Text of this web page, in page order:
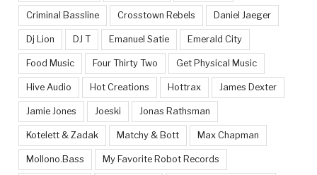
Criminal Bassline Crosstown Rebels Daniel Jaeger
Dj Lion DJ T Emanuel Satie Emerald City
Food Music Four Thirty Two Get Physical Music
Hive Audio Hot Creations Hottrax James Dexter
Jamie Jones Joeski Jonas Rathsman
Kotelett & Zadak Matchy & Bott Max Chapman
Mollono.Bass My Favorite Robot Records